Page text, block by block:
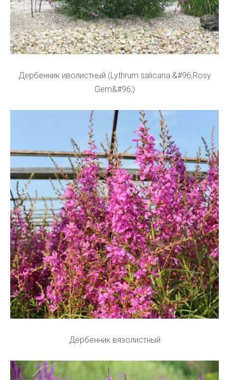
Дербенник иволистный (Lythrum salicaria &#96;Rosy
Gem&#96;)
Дербенник вязолистный